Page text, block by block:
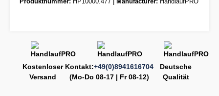
Kostenloser
Versand
Kontakt:+49(0)8941616704
(Mo-Do 08-17 | Fr 08-12)
Deutsche
Qualität